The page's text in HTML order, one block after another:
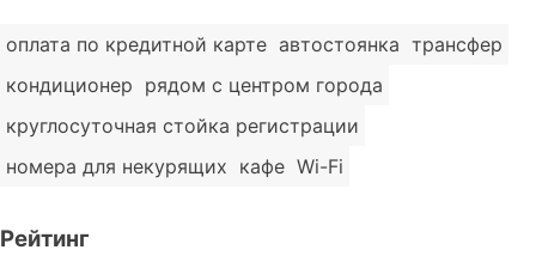
оплата по кредитной карте автостоянка трансфер
кондиционер рядом с центром города
круглосуточная стойка регистрации
номера для некурящих кафе Wi-Fi
Рейтинг